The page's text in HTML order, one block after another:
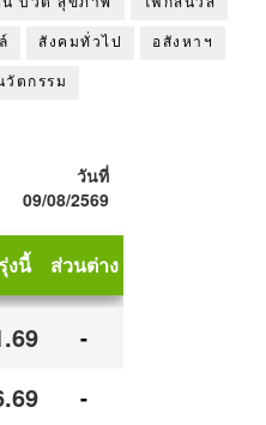
สังคมทั่วไป อสังหาฯ
วัตกรรม